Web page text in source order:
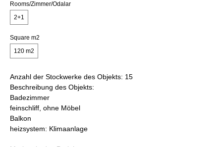
Rooms/Zimmer/Odalar
2+1
Square m2
120 m2
Anzahl der Stockwerke des Objekts: 15
Beschreibung des Objekts:
Badezimmer
feinschliff, ohne Möbel
Balkon
heizsystem: Klimaanlage